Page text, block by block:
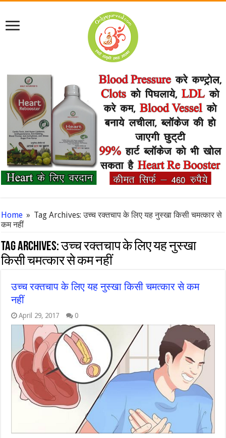
Home » Tag Archives: उच्च रक्तचाप के लिए यह नुस्खा किसी चमत्कार से
कम नहीं
Tag Archives:उच्च रक्तचाप के लिए यह नुस्खा
किसी चमत्कार से कम नहीं
उच्च रक्तचाप के लिए यह नुस्खा किसी चमत्कार से कम
नहीं
April 29, 2017 0